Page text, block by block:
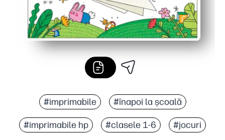
#imprimabile #înapoi la școală
#imprimabile hp #clasele 1-6 #jocuri